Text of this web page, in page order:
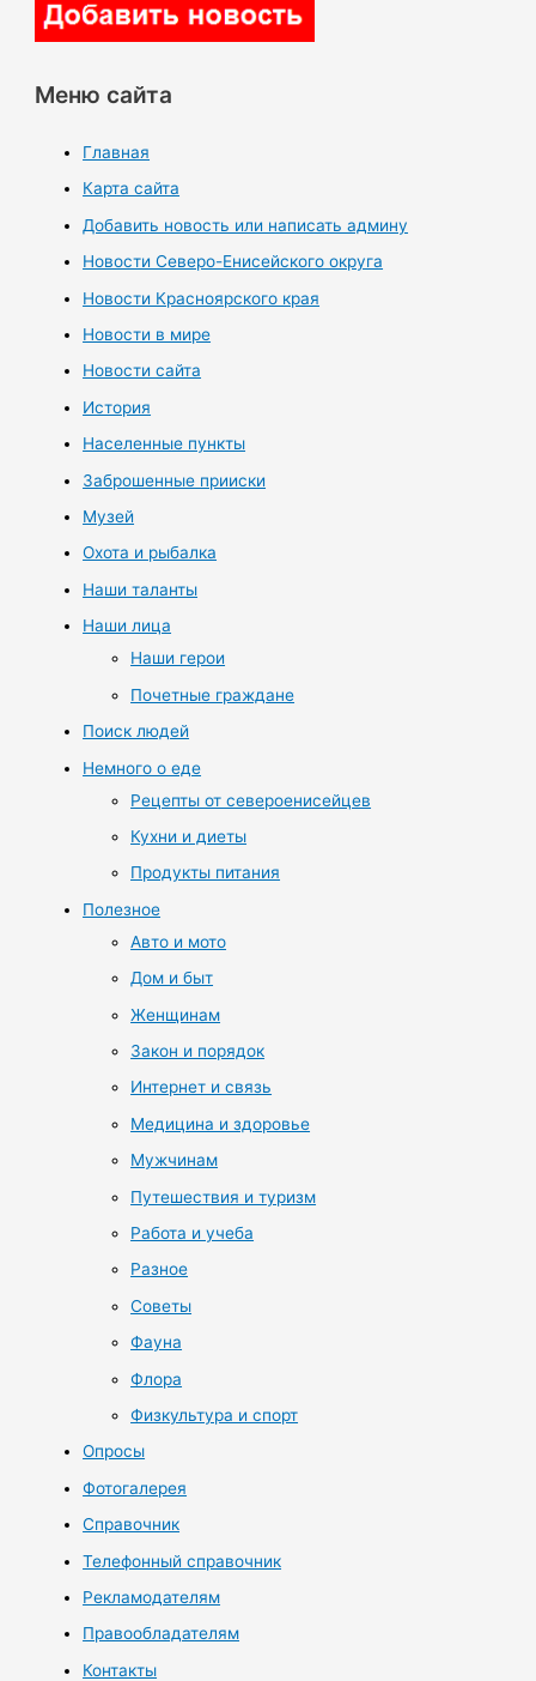
Меню сайта
Главная
Карта сайта
Добавить новость или написать админу
Новости Северо-Енисейского округа
Новости Красноярского края
Новости в мире
Новости сайта
История
Населенные пункты
Заброшенные прииски
Музей
Охота и рыбалка
Наши таланты
Наши лица
Наши герои
Почетные граждане
Поиск людей
Немного о еде
Рецепты от североенисейцев
Кухни и диеты
Продукты питания
Полезное
Авто и мото
Дом и быт
Женщинам
Закон и порядок
Интернет и связь
Медицина и здоровье
Мужчинам
Путешествия и туризм
Работа и учеба
Разное
Советы
Фауна
Флора
Физкультура и спорт
Опросы
Фотогалерея
Справочник
Телефонный справочник
Рекламодателям
Правообладателям
Контакты